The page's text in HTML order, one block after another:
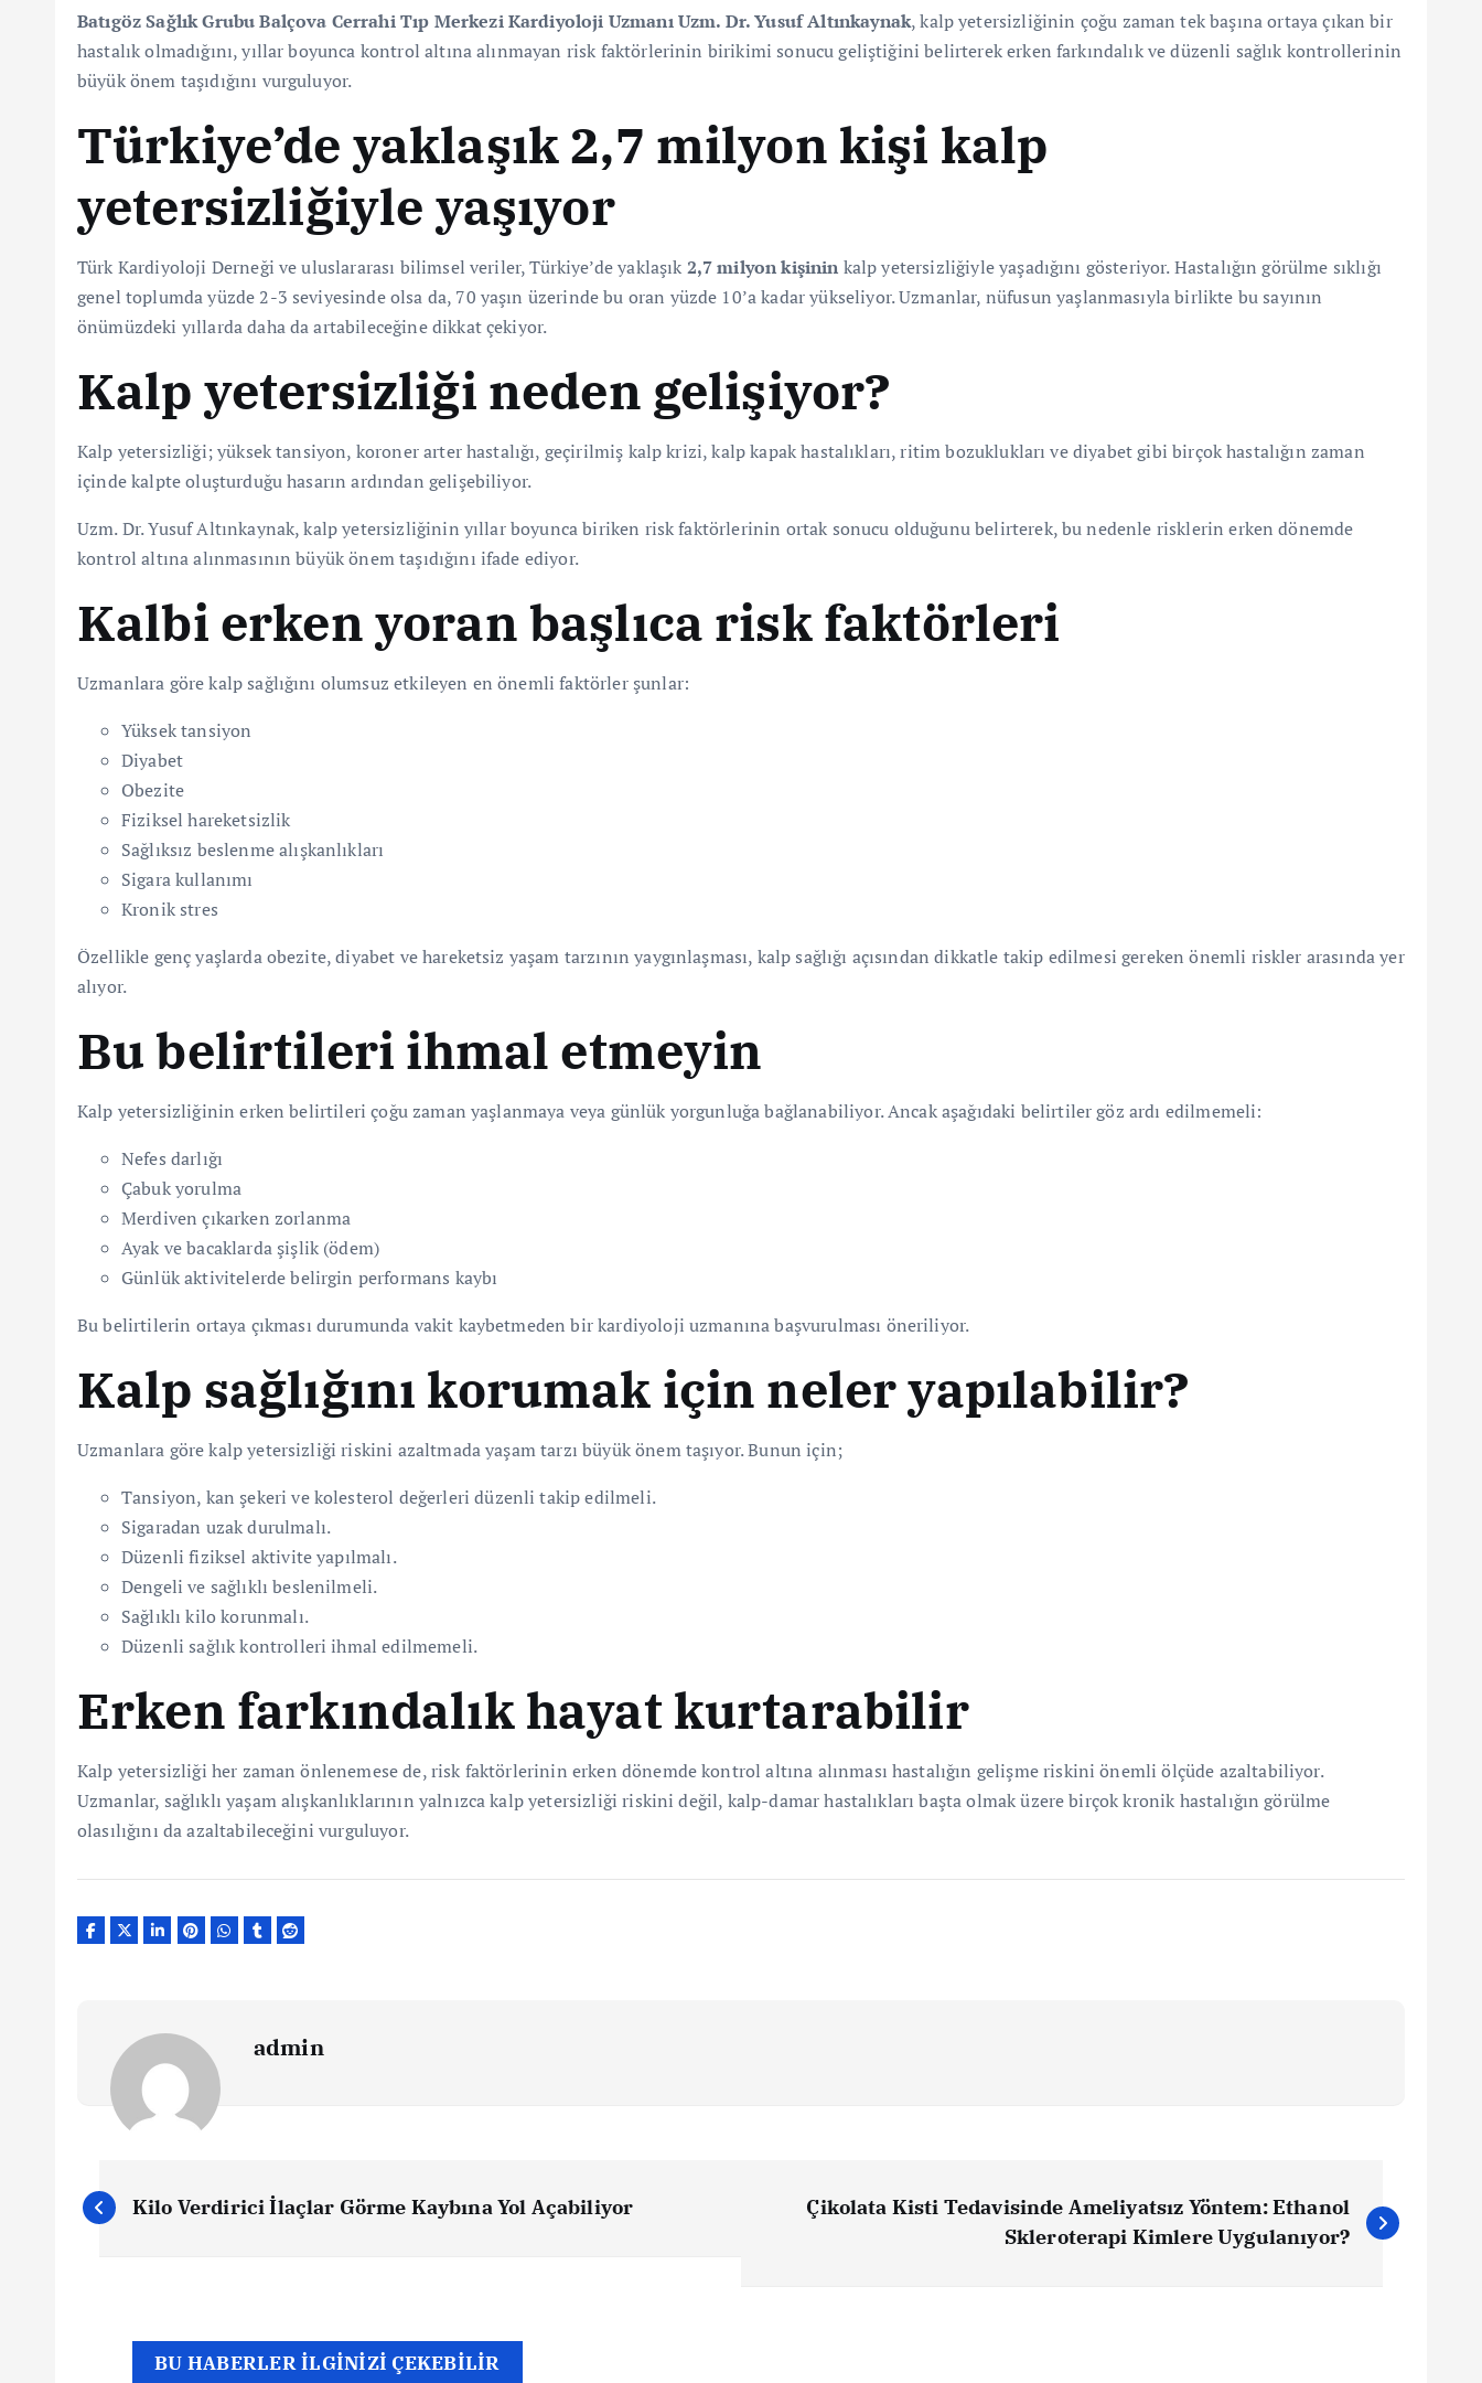
Batıgöz Sağlık Grubu Balçova Cerrahi Tıp Merkezi Kardiyoloji Uzmanı Uzm. Dr. Yusuf Altınkaynak, kalp yetersizliğinin çoğu zaman tek başına ortaya çıkan bir
hastalık olmadığını, yıllar boyunca kontrol altına alınmayan risk faktörlerinin birikimi sonucu geliştiğini belirterek erken farkındalık ve düzenli sağlık kontrollerinin
büyük önem taşıdığını vurguluyor.
Türkiye’de yaklaşık 2,7 milyon kişi kalp
yetersizliğiyle yaşıyor
Türk Kardiyoloji Derneği ve uluslararası bilimsel veriler, Türkiye’de yaklaşık 2,7 milyon kişinin kalp yetersizliğiyle yaşadığını gösteriyor. Hastalığın görülme sıklığı
genel toplumda yüzde 2-3 seviyesinde olsa da, 70 yaşın üzerinde bu oran yüzde 10’a kadar yükseliyor. Uzmanlar, nüfusun yaşlanmasıyla birlikte bu sayının
önümüzdeki yıllarda daha da artabileceğine dikkat çekiyor.
Kalp yetersizliği neden gelişiyor?
Kalp yetersizliği; yüksek tansiyon, koroner arter hastalığı, geçirilmiş kalp krizi, kalp kapak hastalıkları, ritim bozuklukları ve diyabet gibi birçok hastalığın zaman
içinde kalpte oluşturduğu hasarın ardından gelişebiliyor.
Uzm. Dr. Yusuf Altınkaynak, kalp yetersizliğinin yıllar boyunca biriken risk faktörlerinin ortak sonucu olduğunu belirterek, bu nedenle risklerin erken dönemde
kontrol altına alınmasının büyük önem taşıdığını ifade ediyor.
Kalbi erken yoran başlıca risk faktörleri
Uzmanlara göre kalp sağlığını olumsuz etkileyen en önemli faktörler şunlar:
Yüksek tansiyon
Diyabet
Obezite
Fiziksel hareketsizlik
Sağlıksız beslenme alışkanlıkları
Sigara kullanımı
Kronik stres
Özellikle genç yaşlarda obezite, diyabet ve hareketsiz yaşam tarzının yaygınlaşması, kalp sağlığı açısından dikkatle takip edilmesi gereken önemli riskler arasında yer
alıyor.
Bu belirtileri ihmal etmeyin
Kalp yetersizliğinin erken belirtileri çoğu zaman yaşlanmaya veya günlük yorgunluğa bağlanabiliyor. Ancak aşağıdaki belirtiler göz ardı edilmemeli:
Nefes darlığı
Çabuk yorulma
Merdiven çıkarken zorlanma
Ayak ve bacaklarda şişlik (ödem)
Günlük aktivitelerde belirgin performans kaybı
Bu belirtilerin ortaya çıkması durumunda vakit kaybetmeden bir kardiyoloji uzmanına başvurulması öneriliyor.
Kalp sağlığını korumak için neler yapılabilir?
Uzmanlara göre kalp yetersizliği riskini azaltmada yaşam tarzı büyük önem taşıyor. Bunun için;
Tansiyon, kan şekeri ve kolesterol değerleri düzenli takip edilmeli.
Sigaradan uzak durulmalı.
Düzenli fiziksel aktivite yapılmalı.
Dengeli ve sağlıklı beslenilmeli.
Sağlıklı kilo korunmalı.
Düzenli sağlık kontrolleri ihmal edilmemeli.
Erken farkındalık hayat kurtarabilir
Kalp yetersizliği her zaman önlenemese de, risk faktörlerinin erken dönemde kontrol altına alınması hastalığın gelişme riskini önemli ölçüde azaltabiliyor.
Uzmanlar, sağlıklı yaşam alışkanlıklarının yalnızca kalp yetersizliği riskini değil, kalp-damar hastalıkları başta olmak üzere birçok kronik hastalığın görülme
olasılığını da azaltabileceğini vurguluyor.
admin
Y
Kilo Verdirici İlaçlar Görme Kaybına Yol Açabiliyor
Çikolata Kisti Tedavisinde Ameliyatsız Yöntem: Ethanol
Skleroterapi Kimlere Uygulanıyor?
BU HABERLER İLGİNİZİ ÇEKEBİLİR